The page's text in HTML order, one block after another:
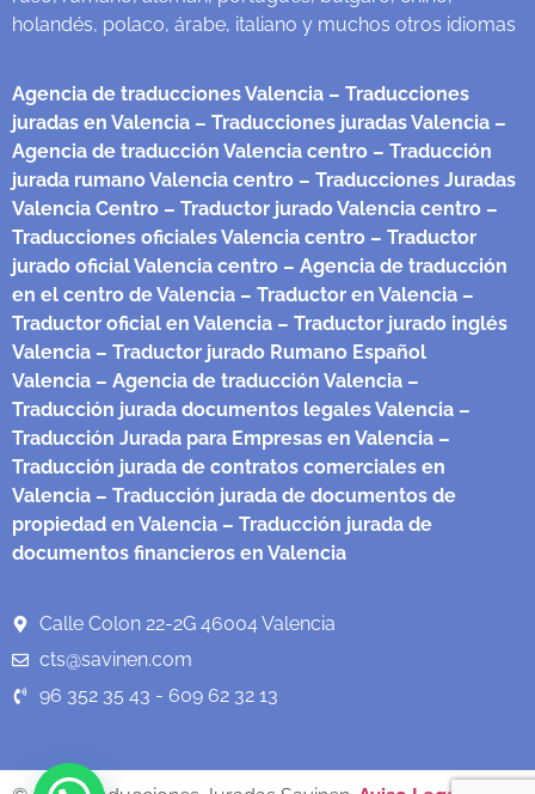
holandés, polaco, árabe, italiano y muchos otros idiomas
Agencia de traducciones Valencia – Traducciones
juradas en Valencia – Traducciones juradas Valencia –
Agencia de traducción Valencia centro – Traducción
jurada rumano Valencia centro – Traducciones Juradas
Valencia Centro – Traductor jurado Valencia centro –
Traducciones oficiales Valencia centro – Traductor
jurado oficial Valencia centro – Agencia de traducción
en el centro de Valencia – Traductor en Valencia –
Traductor oficial en Valencia – Traductor jurado inglés
Valencia – Traductor jurado Rumano Español
Valencia – Agencia de traducción Valencia –
Traducción jurada documentos legales Valencia –
Traducción Jurada para Empresas en Valencia –
Traducción jurada de contratos comerciales en
Valencia – Traducción jurada de documentos de
propiedad en Valencia – Traducción jurada de
documentos financieros en Valencia
Calle Colon 22-2G 46004 Valencia
cts@savinen.com
96 352 35 43 - 609 62 32 13